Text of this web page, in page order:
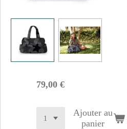
79,00 €
Ajouter au
panier